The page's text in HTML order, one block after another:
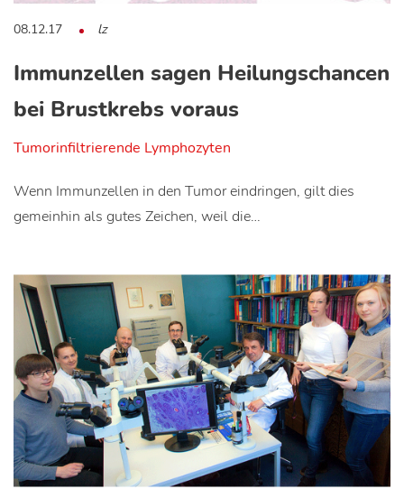
08.12.17 lz
Immunzellen sagen Heilungschancen
bei Brustkrebs voraus
Tumorinfiltrierende Lymphozyten
Wenn Immunzellen in den Tumor eindringen, gilt dies
gemeinhin als gutes Zeichen, weil die…